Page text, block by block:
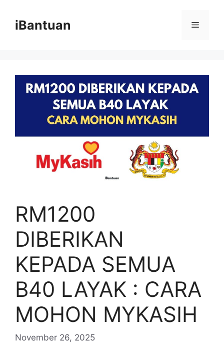
contentiBantuan Menu
RM1200
DIBERIKAN
KEPADA SEMUA
B40 LAYAK : CARA
MOHON MYKASIH
November 26, 2025